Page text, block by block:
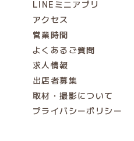
LINEミニアプリ
アクセス
営業時間
よくあるご質問
求人情報
出店者募集
取材・撮影について
プライバシーポリシー